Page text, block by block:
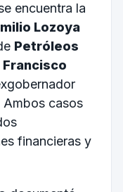
encuentra la
Lozoya
Petróleos
Francisco
Ambos casos
financieras y